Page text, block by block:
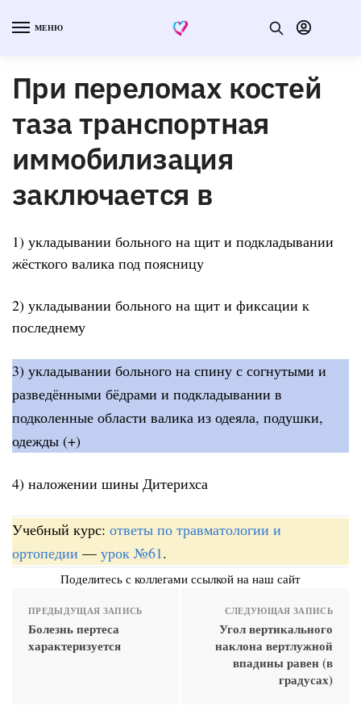
МЕНЮ
При переломах костей
таза транспортная
иммобилизация
заключается в
1) укладывании больного на щит и подкладывании
жёсткого валика под поясницу
2) укладывании больного на щит и фиксации к
последнему
3) укладывании больного на спину с согнутыми и
разведёнными бёдрами и подкладывании в
подколенные области валика из одеяла, подушки,
одежды (+)
4) наложении шины Дитерихса
Учебный курс: ответы по травматологии и
ортопедии — урок №61.
Поделитесь с коллегами ссылкой на наш сайт
ПРЕДЫДУЩАЯ ЗАПИСЬ
Болезнь пертеса
характеризуется
СЛЕДУЮЩАЯ ЗАПИСЬ
Угол вертикального
наклона вертлужной
впадины равен (в
градусах)